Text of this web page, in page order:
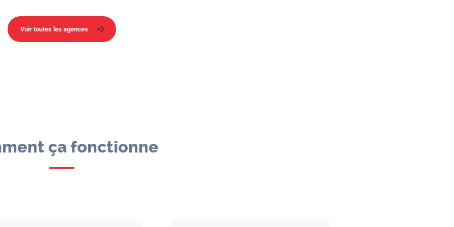
Voir toutes les agences
ça fonctionne